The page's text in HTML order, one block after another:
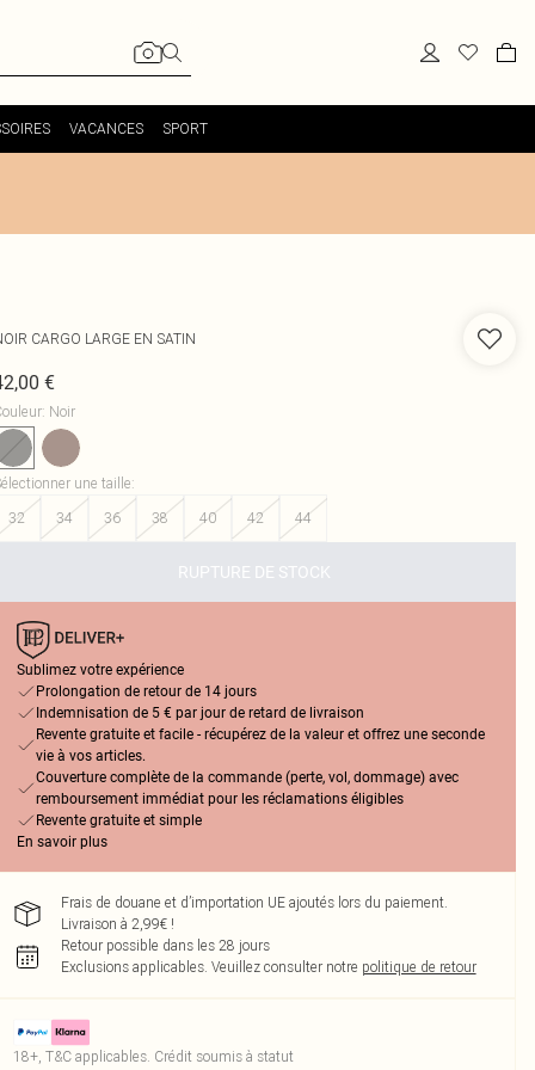
VACANCES SPORT
CARGO LARGE EN SATIN
€
: Noir
une taille:
32
34 36 38 40 42 44
RUPTURE DE STOCK
Sublimez votre expérience
Prolongation de retour de 14 jours
Indemnisation de 5 € par jour de retard de livraison
Revente gratuite et facile - récupérez de la valeur et offrez une seconde
vie à vos articles.
Couverture complète de la commande (perte, vol, dommage) avec
remboursement immédiat pour les réclamations éligibles
Revente gratuite et simple
En savoir plus
Frais de douane et d’importation UE ajoutés lors du paiement.
Livraison à 2,99€ !
Retour possible dans les 28 jours
Exclusions applicables. Veuillez consulter notre politique de retour
18+, T&C applicables. Crédit soumis à statut